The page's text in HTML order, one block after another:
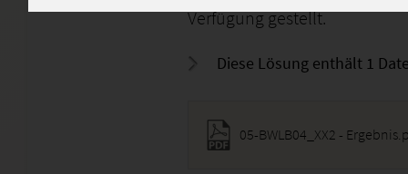
Verfügung gestellt.
Diese Lösung enthält 1
05-BWLB04_XX2 -